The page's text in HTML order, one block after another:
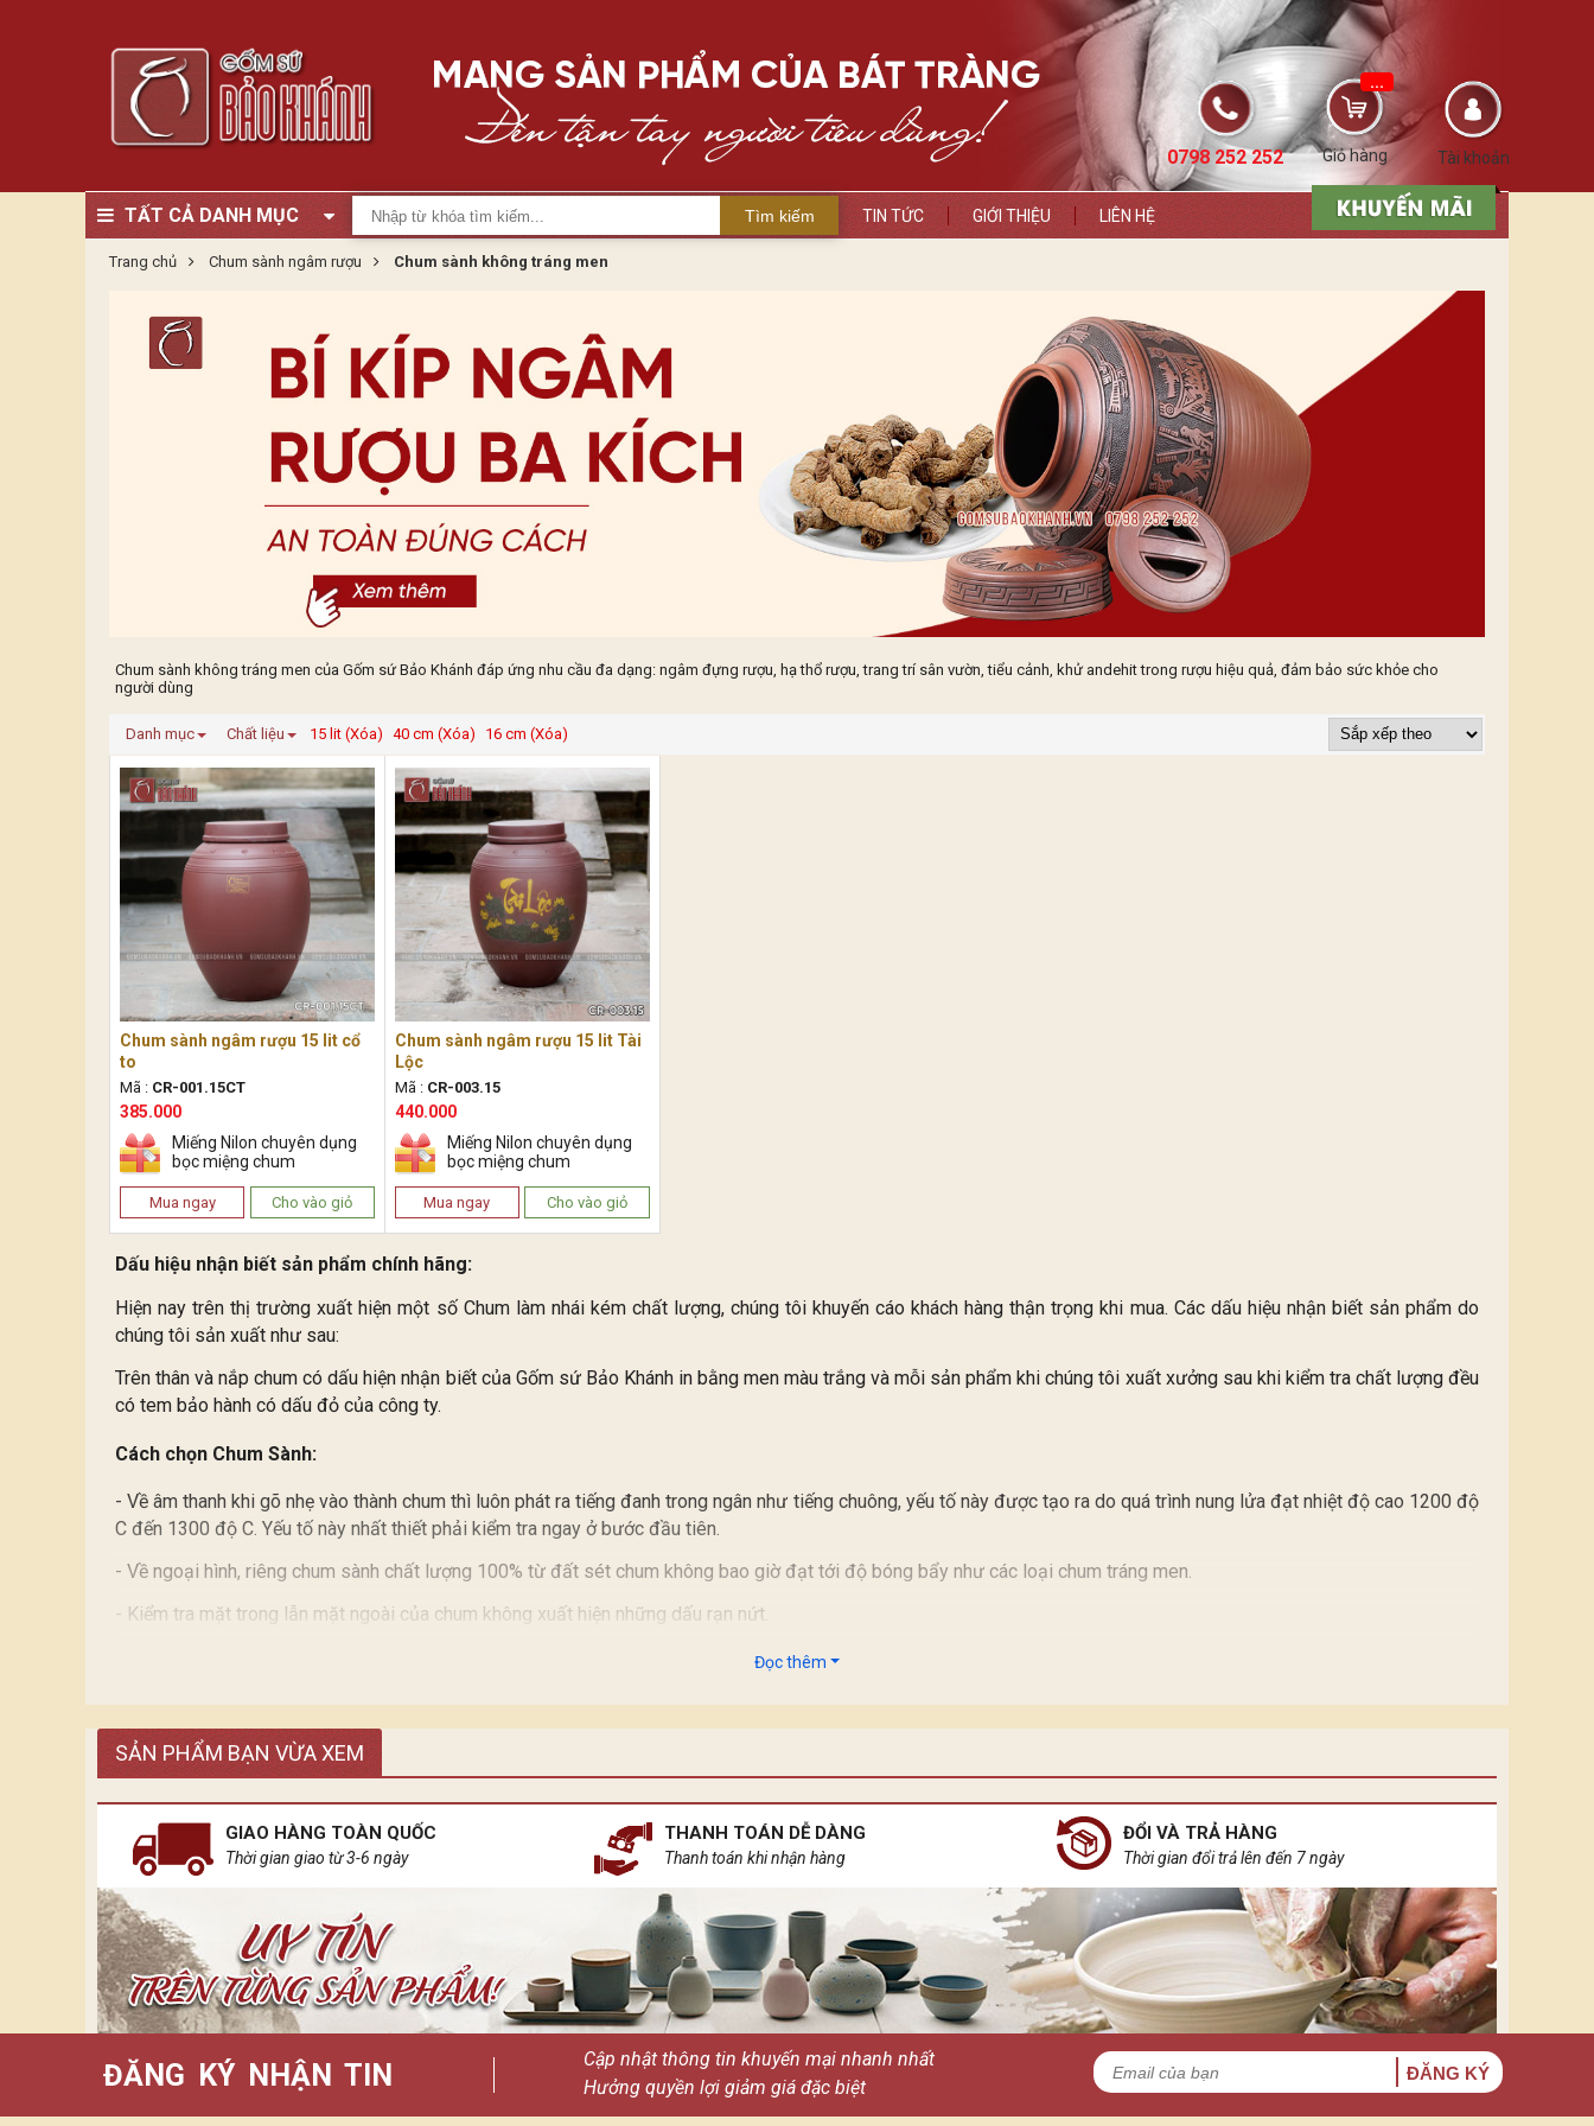
Tài khoản
Giỏ hàng
...
0798 252 252
TẤT CẢ DANH MỤC Tìm kiếm TIN TỨC GIỚI THIỆU LIÊN HỆ
Trang chủ Chum sành ngâm rượu Chum sành không tráng men
Chum sành không tráng men của Gốm sứ Bảo Khánh đáp ứng nhu cầu đa dạng: ngâm đựng rượu, hạ thổ rượu, trang trí sân vườn, tiểu cảnh, khử andehit trong rượu hiệu quả, đảm bảo sức khỏe cho
người dùng
Danh mục Chất liệu 15 lit (Xóa) 40 cm (Xóa) 16 cm (Xóa)
Chum sành ngâm rượu 15 lit cổ
to
Mã : CR-001.15CT
385.000
Miếng Nilon chuyên dụng
bọc miệng chum
Mua ngay Cho vào giỏ
Chum sành ngâm rượu 15 lit Tài
Lộc
Mã : CR-003.15
440.000
Miếng Nilon chuyên dụng
bọc miệng chum
Mua ngay Cho vào giỏ
Dấu hiệu nhận biết sản phẩm chính hãng:
Hiện nay trên thị trường xuất hiện một số Chum làm nhái kém chất lượng, chúng tôi khuyến cáo khách hàng thận trọng khi mua. Các dấu hiệu nhận biết sản phẩm do
chúng tôi sản xuất như sau:
Trên thân và nắp chum có dấu hiện nhận biết của Gốm sứ Bảo Khánh in bằng men màu trắng và mỗi sản phẩm khi chúng tôi xuất xưởng sau khi kiểm tra chất lượng đều
có tem bảo hành có dấu đỏ của công ty.
Cách chọn Chum Sành:
- Về âm thanh khi gõ nhẹ vào thành chum thì luôn phát ra tiếng đanh trong ngân như tiếng chuông, yếu tố này được tạo ra do quá trình nung lửa đạt nhiệt độ cao 1200 độ
C đến 1300 độ C. Yếu tố này nhất thiết phải kiểm tra ngay ở bước đầu tiên.
- Về ngoại hình, riêng chum sành chất lượng 100% từ đất sét chum không bao giờ đạt tới độ bóng bẩy như các loại chum tráng men.
- Kiểm tra mặt trong lẫn mặt ngoài của chum không xuất hiện những dấu rạn nứt.
- Mặt trong nếu có Gồ ghề chấp nhận được do đặc tính sản xuất thủ công cho nên 100 chum đều không giống nhau.
Đọc thêm
SẢN PHẨM BẠN VỪA XEM
GIAO HÀNG TOÀN QUỐC
Thời gian giao từ 3-6 ngày
THANH TOÁN DỄ DÀNG
Thanh toán khi nhận hàng
ĐỔI VÀ TRẢ HÀNG
Thời gian đổi trả lên đến 7 ngày
ĐĂNG KÝ NHẬN TIN
Cập nhật thông tin khuyến mại nhanh nhất
Hưởng quyền lợi giảm giá đặc biệt
ĐĂNG KÝ